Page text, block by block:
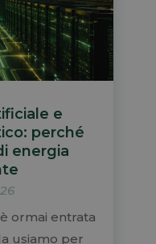
e
perché
energia
ormai entrata
usiamo per